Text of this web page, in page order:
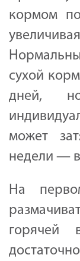
кормом
сухой
дней,
может
недели — в
На
горячей